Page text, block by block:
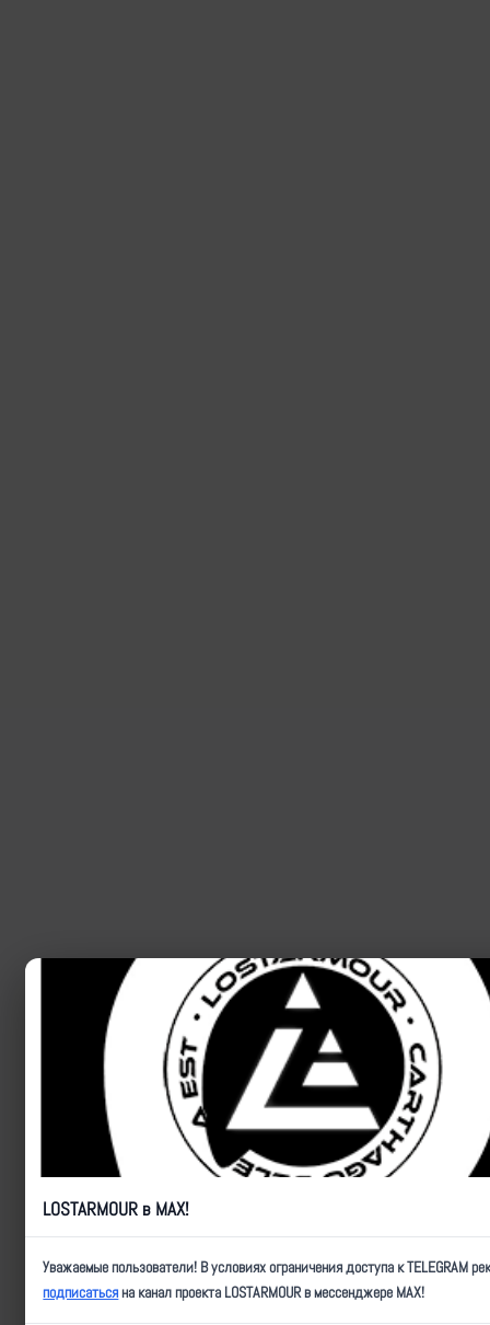
LOSTARMOUR в MAX!
Уважаемые пользователи! В условиях ограничения доступа к TELEGRAM
подписатьсяна канал проекта LOSTARMOUR в мессенджере MAX!